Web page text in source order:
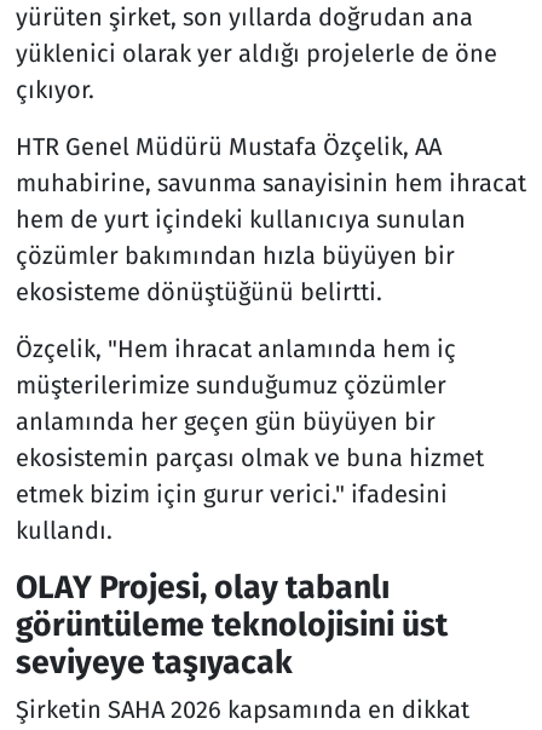
yürüten şirket, son yıllarda doğrudan ana
yüklenici olarak yer aldığı projelerle de öne
çıkıyor.
HTR Genel Müdürü Mustafa Özçelik, AA
muhabirine, savunma sanayisinin hem ihracat
hem de yurt içindeki kullanıcıya sunulan
çözümler bakımından hızla büyüyen bir
ekosisteme dönüştüğünü belirtti.
Özçelik, "Hem ihracat anlamında hem iç
müşterilerimize sunduğumuz çözümler
anlamında her geçen gün büyüyen bir
ekosistemin parçası olmak ve buna hizmet
etmek bizim için gurur verici." ifadesini
kullandı.
OLAY Projesi, olay tabanlı
görüntüleme teknolojisini üst
seviyeye taşıyacak
Şirketin SAHA 2026 kapsamında en dikkat